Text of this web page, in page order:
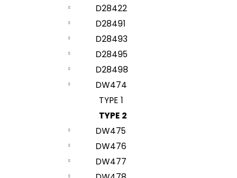
D28422
D28491
D28493
D28495
D28498
DW474
TYPE 1
TYPE 2
DW475
DW476
DW477